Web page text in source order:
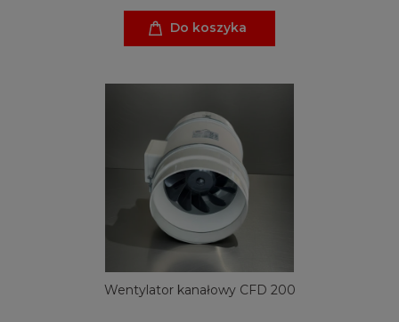
Do koszyka
Wentylator kanałowy CFD 200